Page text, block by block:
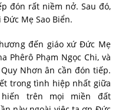
đón rất niềm nở. Sau đó,
Mẹ Sao Biển.
đến giáo xứ Đức Mẹ
Phêrô Phạm Ngọc Chi, và
Nhơn ân cần đón tiếp.
trong tình hiệp nhất giữa
trên mọi miền đất